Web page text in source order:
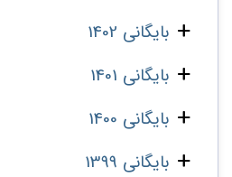
بایگانی 1402
بایگانی 1401
بایگانی 1400
بایگانی 1399